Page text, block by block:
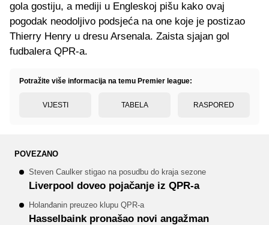
gola gostiju, a mediji u Engleskoj pišu kako ovaj
pogodak neodoljivo podsjeća na one koje je postizao
Thierry Henry u dresu Arsenala. Zaista sjajan gol
fudbalera QPR-a.
Potražite više informacija na temu Premier league:
VIJESTI TABELA RASPORED
POVEZANO
Steven Caulker stigao na posudbu do kraja sezone
Liverpool doveo pojačanje iz QPR-a
Holanđanin preuzeo klupu QPR-a
Hasselbaink pronašao novi angažman